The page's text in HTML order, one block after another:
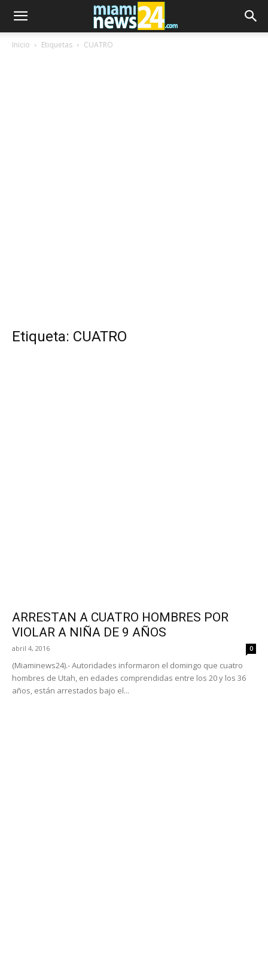
Inicio Etiquetas CUATRO
Etiqueta: CUATRO
ARRESTAN A CUATRO HOMBRES POR
VIOLAR A NIÑA DE 9 AÑOS
abril 4, 2016 0
(Miaminews24).- Autoridades informaron el domingo que cuatro
hombres de Utah, en edades comprendidas entre los 20 y los 36
años, están arrestados bajo el...